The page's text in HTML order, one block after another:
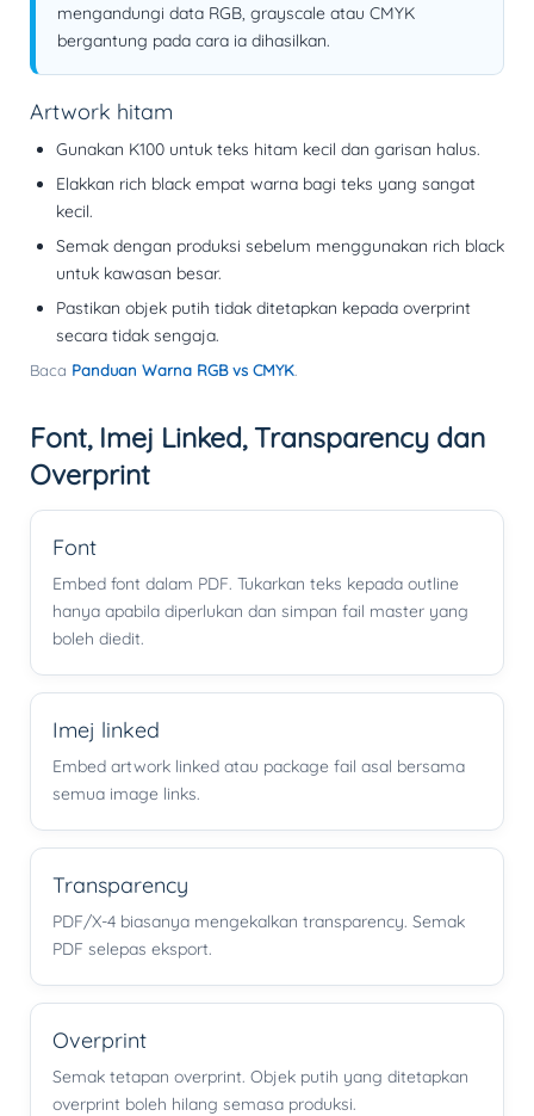
mengandungi data RGB, grayscale atau CMYK
bergantung pada cara ia dihasilkan.
Artwork hitam
Gunakan K100 untuk teks hitam kecil dan garisan halus.
Elakkan rich black empat warna bagi teks yang sangat
kecil.
Semak dengan produksi sebelum menggunakan rich black
untuk kawasan besar.
Pastikan objek putih tidak ditetapkan kepada overprint
secara tidak sengaja.
Baca Panduan Warna RGB vs CMYK
Font, Imej Linked, Transparency dan
Overprint
Font
Embed font dalam PDF. Tukarkan teks kepada outline
hanya apabila diperlukan dan simpan fail master yang
boleh diedit.
Imej linked
Embed artwork linked atau package fail asal bersama
semua image links.
Transparency
PDF/X-4 biasanya mengekalkan transparency. Semak
PDF selepas eksport.
Overprint
Semak tetapan overprint. Objek putih yang ditetapkan
overprint boleh hilang semasa produksi.